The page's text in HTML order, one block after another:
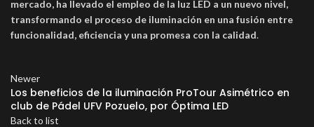
mercado, ha llevado el empleo de la luz LED a un nuevo nivel,
transformando el proceso de iluminación en una fusión entre
funcionalidad, eficiencia y una promesa con la calidad.
Newer
Los beneficios de la iluminación ProTour Asimétrico en
club de Pádel UFV Pozuelo, por Óptima LED
Back to list